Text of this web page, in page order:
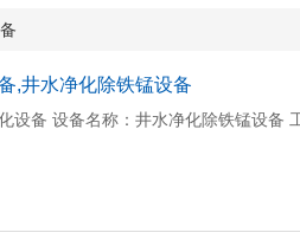
,井水净化除铁锰设备
设备 设备名称：井水净化除铁锰设备